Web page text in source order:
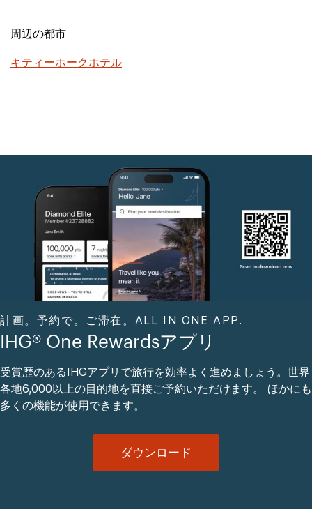
周辺の都市
キティーホークホテル
計画。予約で。ご滞在。ALL IN ONE APP.
IHG® One Rewardsアプリ
受賞歴のあるIHGアプリで旅行を効率よく進めましょう。世界
各地6,000以上の目的地を直接ご予約いただけます。 ほかにも
多くの機能が使用できます。
ダウンロード